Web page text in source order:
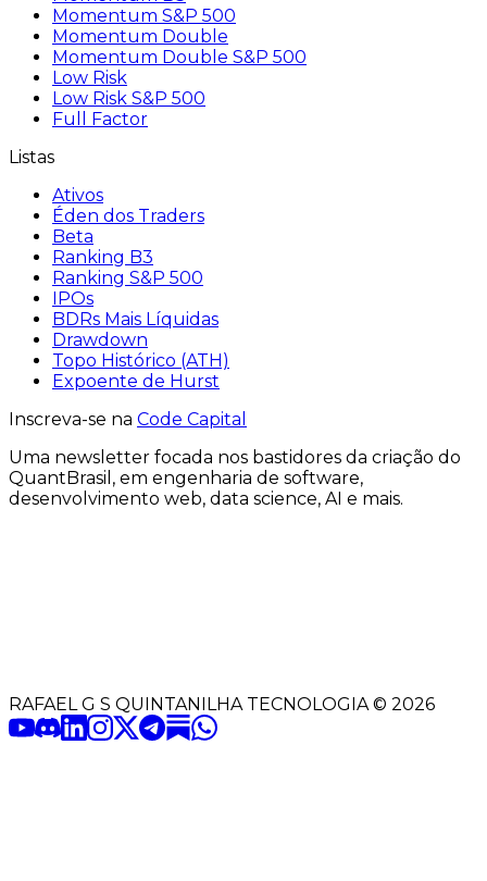
Momentum S&P 500
Momentum Double
Momentum Double S&P 500
Low Risk
Low Risk S&P 500
Full Factor
Listas
Ativos
Éden dos Traders
Beta
Ranking B3
Ranking S&P 500
IPOs
BDRs Mais Líquidas
Drawdown
Topo Histórico (ATH)
Expoente de Hurst
Inscreva-se na Code Capital
Uma newsletter focada nos bastidores da criação do
QuantBrasil , em engenharia de software,
desenvolvimento web, data science, AI e mais.
RAFAEL G S QUINTANILHA TECNOLOGIA© 2026